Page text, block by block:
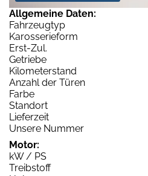
Allgemeine Daten:
Fahrzeugtyp
Karosserieform
Erst-Zul.
Getriebe
Kilometerstand
Anzahl der Türen
Farbe
Standort
Lieferzeit
Unsere Nummer
Motor:
kW / PS
Treibstoff